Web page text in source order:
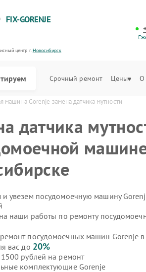
FIX-GORENJE
центр г.Новосибирск
Срочный ремонт Цены О
машина Gorenje замена датчика мутности
датчика
увезем посудомоечную машину
на наши работы по ремонту
посудомоечных машин Gorenje в
вас до 20%
рублей на ремонт
комплектующие Gorenje